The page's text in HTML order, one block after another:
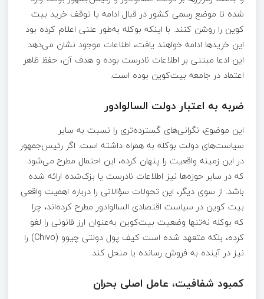
شده تا موضع رسمی کشور در قبال ادامه یا توقف خرید بیت
کوین را روشن کنند. با اینکه بوکله به‌طور علنی اعلام کرده بود
این خریدها ادامه خواهند یافت، اطلاعات موجود نشان می‌دهد
این ادعا مبتنی بر اطلاعات نادرست بوده و هدف آن، حفظ ظاهر
اعتماد در جامعه بیت‌کوین بوده است.
ضربه به اعتبار دولت السالوادور
این موضوع، نگرانی‌های گسترده‌تری را نسبت به سایر
سیاست‌های دولت بوکله به همراه داشته است. اگر رئیس‌جمهور
در این زمینه واقعیت را پنهان کرده، این احتمال مطرح می‌شود
که در سایر حوزه‌ها نیز اطلاعات نادرست یا بزک‌شده ارائه شده
باشد. از سوی دیگر، این تحولات سؤالاتی را درباره اهمیت واقعی
بیت کوین در سیاست اقتصادی السالوادور مطرح کرده‌اند، چرا
که بوکله نه‌تنها وضعیت بیت‌کوین به‌عنوان ارز قانونی را لغو
کرده، بلکه متعهد شده است کیف پول دولتی چیوو (Chivo) را
نیز در آینده به فروش رسانده یا منحل کند.
کمبود شفافیت، عامل اصلی بحران